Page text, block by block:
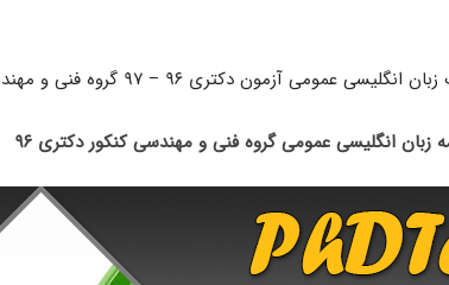
عمومی آزمون دکتری ۹۶ – ۹۷ گروه فنی و مهندسی
زبان انگلیسی عمومی گروه فنی و مهندسی کنکور دکتری ۹۶